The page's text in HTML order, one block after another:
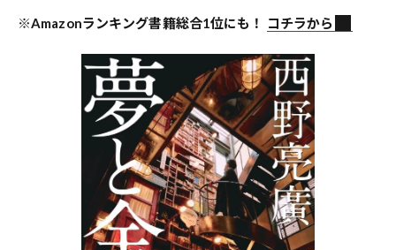
※Amazonランキング書籍総合1位にも！ コチラから